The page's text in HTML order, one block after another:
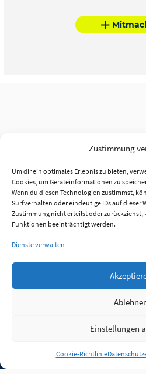
Zustimmung
Um dir ein optimales Erlebnis zu bieten,
Cookies, um Geräteinformationen zu
Wenn du diesen Technologien zustimmst,
Surfverhalten oder eindeutige IDs auf dieser
Zustimmung nicht erteilst oder
Funktionen beeinträchtigt werden.
Dienste verwalten
Einstellungen
Cookie-Richtlinie
Anmelden
Jobs Partner